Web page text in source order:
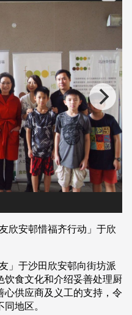
欣安邨惜福齐行动」于欣
」于沙田欣安邨向街坊派
饮食文化和介绍妥善处理厨
心供应商及义工的支持，令
地区。